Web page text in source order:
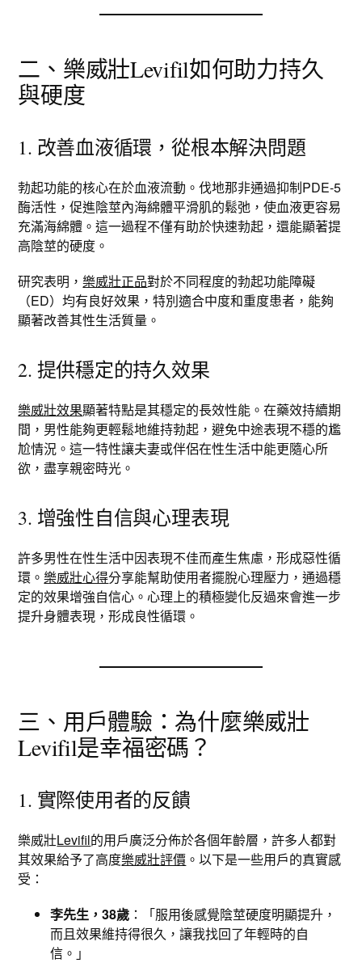
二、樂威壯Levifil如何助力持久
與硬度
1. 改善血液循環，從根本解決問題
勃起功能的核心在於血液流動。伐地那非通過抑制PDE-5
酶活性，促進陰莖內海綿體平滑肌的鬆弛，使血液更容易
充滿海綿體。這一過程不僅有助於快速勃起，還能顯著提
高陰莖的硬度。
研究表明，樂威壯正品對於不同程度的勃起功能障礙
（ED）均有良好效果，特別適合中度和重度患者，能夠
顯著改善其性生活質量。
2. 提供穩定的持久效果
樂威壯效果顯著特點是其穩定的長效性能。在藥效持續期
間，男性能夠更輕鬆地維持勃起，避免中途表現不穩的尷
尬情況。這一特性讓夫妻或伴侶在性生活中能更隨心所
欲，盡享親密時光。
3. 增強性自信與心理表現
許多男性在性生活中因表現不佳而產生焦慮，形成惡性循
環。樂威壯心得分享能幫助使用者擺脫心理壓力，通過穩
定的效果增強自信心。心理上的積極變化反過來會進一步
提升身體表現，形成良性循環。
三、用戶體驗：為什麼樂威壯
Levifil是幸福密碼？
1. 實際使用者的反饋
樂威壯Levifil的用戶廣泛分佈於各個年齡層，許多人都對
其效果給予了高度樂威壯評價 。以下是一些用戶的真實感
受：
李先生，38歲 ：「服用後感覺陰莖硬度明顯提升，
而且效果維持得很久，讓我找回了年輕時的自
信。」